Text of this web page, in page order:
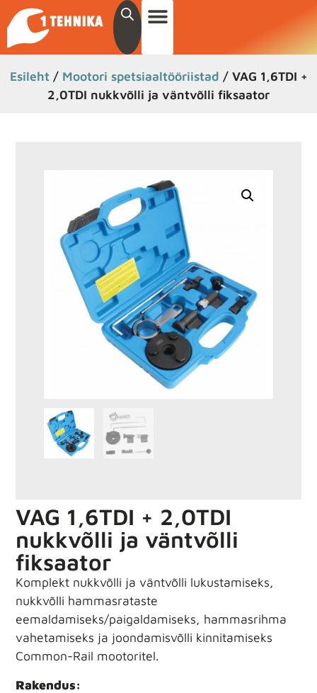
Esileht/ Mootori spetsiaaltööriistad / VAG 1,6TDI +
2,0TDI nukkvõlli ja väntvõlli fiksaator
VAG 1,6TDI + 2,0TDI
nukkvõlli ja väntvõlli
fiksaator
Komplekt nukkvõlli ja väntvõlli lukustamiseks,
nukkvõlli hammasrataste
eemaldamiseks/paigaldamiseks, hammasrihma
vahetamiseks ja joondamisvõlli kinnitamiseks
Common-Rail mootoritel.
Rakendus: